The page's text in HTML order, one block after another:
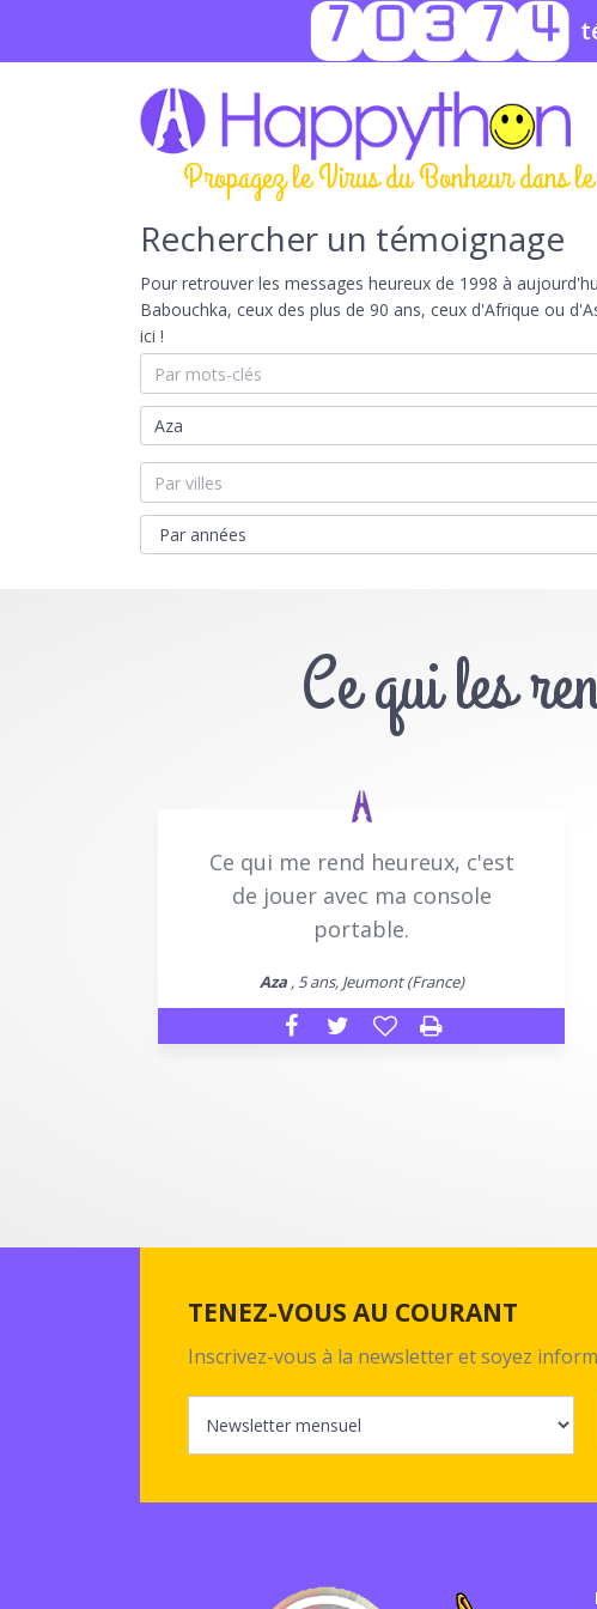
70374
Propagez le Virus du Bonheur dans
Rechercher un témoignage
Pour retrouver les messages heureux de 1998 à
Babouchka, ceux des plus de 90 ans, ceux d'Afrique ou
ici !
Ce qui les
Ce qui me rend heureux, c'est
de jouer avec ma console
portable.
Aza, 5 ans, Jeumont (France)
TENEZ-VOUS AU COURANT
Inscrivez-vous à la newsletter et soyez